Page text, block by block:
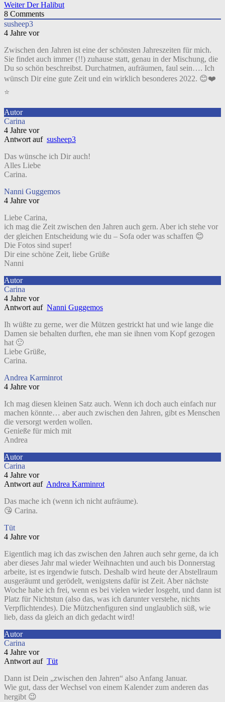
Weiter Der Halibut
8 Comments
susheep3
4 Jahre vor
Zwischen den Jahren ist eine der schönsten Jahreszeiten für mich.
Sie findet auch immer (!!) zuhause statt, genau in der Mischung, die
Du so schön beschreibst. Durchatmen, aufräumen, faul sein…. Ich
wünsch Dir eine gute Zeit und ein wirklich besonderes 2022. 😊❤️
⭐
Autor
Carina
4 Jahre vor
Antwort auf susheep3
Das wünsche ich Dir auch!
Alles Liebe
Carina.
Nanni Guggemos
4 Jahre vor
Liebe Carina,
ich mag die Zeit zwischen den Jahren auch gern. Aber ich stehe vor
der gleichen Entscheidung wie du – Sofa oder was schaffen 😊
Die Fotos sind super!
Dir eine schöne Zeit, liebe Grüße
Nanni
Autor
Carina
4 Jahre vor
Antwort auf Nanni Guggemos
Ih wüßte zu gerne, wer die Mützen gestrickt hat und wie lange die
Damen sie behalten durften, ehe man sie ihnen vom Kopf gezogen
hat 🙂
Liebe Grüße,
Carina.
Andrea Karminrot
4 Jahre vor
Ich mag diesen kleinen Satz auch. Wenn ich doch auch einfach nur
machen könnte… aber auch zwischen den Jahren, gibt es Menschen
die versorgt werden wollen.
Genieße für mich mit
Andrea
Autor
Carina
4 Jahre vor
Antwort auf Andrea Karminrot
Das mache ich (wenn ich nicht aufräume).
😘 Carina.
Tüt
4 Jahre vor
Eigentlich mag ich das zwischen den Jahren auch sehr gerne, da ich
aber dieses Jahr mal wieder Weihnachten und auch bis Donnerstag
arbeite, ist es irgendwie futsch. Deshalb wird heute der Abstellraum
ausgeräumt und gerödelt, wenigstens dafür ist Zeit. Aber nächste
Woche habe ich frei, wenn es bei vielen wieder losgeht, und dann ist
Platz für Nichtstun (also das, was ich darunter verstehe, nichts
Verpflichtendes). Die Mützchenfiguren sind unglaublich süß, wie
lieb, dass da gleich an dich gedacht wird!
Autor
Carina
4 Jahre vor
Antwort auf Tüt
Dann ist Dein „zwischen den Jahren“ also Anfang Januar.
Wie gut, dass der Wechsel von einem Kalender zum anderen das
hergibt 😉